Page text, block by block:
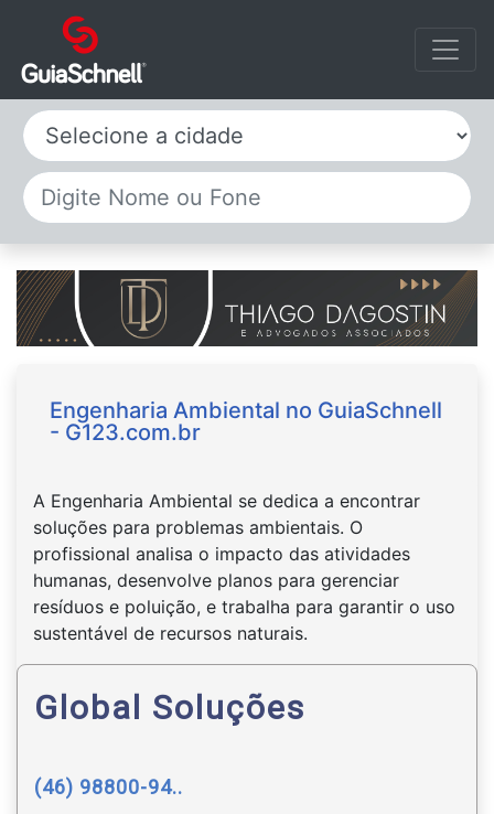
Selecione a cidade
Engenharia Ambiental no GuiaSchnell
- G123.com.br
A Engenharia Ambiental se dedica a encontrar
soluções para problemas ambientais. O
profissional analisa o impacto das atividades
humanas, desenvolve planos para gerenciar
resíduos e poluição, e trabalha para garantir o uso
sustentável de recursos naturais.
Global Soluções
(46) 98800-94..